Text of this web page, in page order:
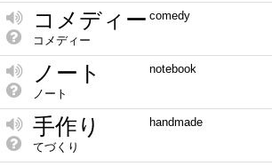
コメディー
コメディー
comedy
ノート
ノート
notebook
手作り
てづくり
handmade